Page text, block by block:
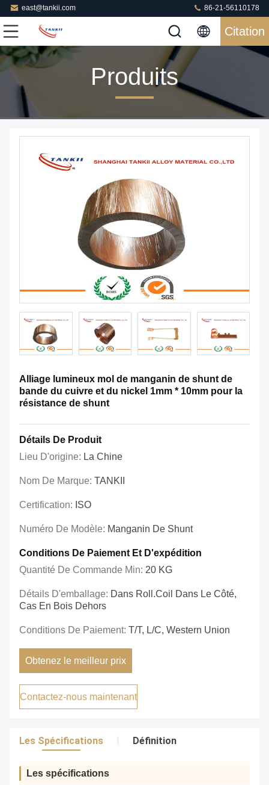
east@tankii.com 86-21-56110178
Citation
Produits
Alliage lumineux mol de manganin de shunt de
bande du cuivre et du nickel 1mm * 10mm pour la
résistance de shunt
Détails De Produit
Lieu D'origine: La Chine
Nom De Marque: TANKII
Certification: ISO
Numéro De Modèle: Manganin De Shunt
Conditions De Paiement Et D'expédition
Quantité De Commande Min: 20 KG
Détails D'emballage: Dans Roll.coil Dans Le Côté,
Cas En Bois Dehors
Conditions De Paiement: T/T, L/C, Western Union
Obtenez le meilleur prix
Contactez-nous maintenant
Les Spécifications Définition
Les spécifications